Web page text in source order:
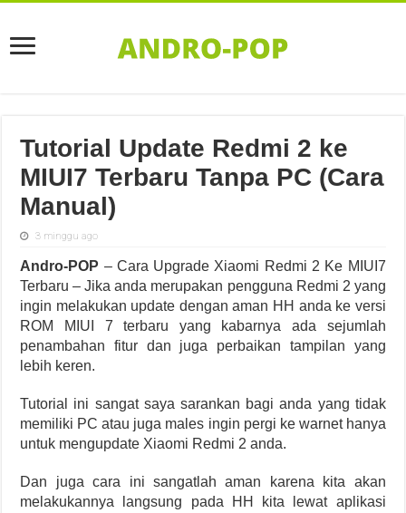
Tutorial Update Redmi 2 ke
MIUI7 Terbaru Tanpa PC (Cara
Manual)
3 minggu ago
Andro-POP – Cara Upgrade Xiaomi Redmi 2 Ke MIUI7
Terbaru – Jika anda merupakan pengguna Redmi 2 yang
ingin melakukan update dengan aman HH anda ke versi
ROM MIUI 7 terbaru yang kabarnya ada sejumlah
penambahan fitur dan juga perbaikan tampilan yang
lebih keren.
Tutorial ini sangat saya sarankan bagi anda yang tidak
memiliki PC atau juga males ingin pergi ke warnet hanya
untuk mengupdate Xiaomi Redmi 2 anda.
Dan juga cara ini sangatlah aman karena kita akan
melakukannya langsung pada HH kita lewat aplikasi